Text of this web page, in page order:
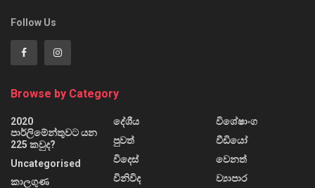
Follow Us
Browse by Category
2020
පාර්ලිමේන්තුවට යන
225 කවුද?
Uncategorised
කාලගුණ
දේශීය
පුවත්
විදෙස්
විනිවිද
විශේෂාංග
වීඩියෝ
වෙනත්
ව්‍යාපාර